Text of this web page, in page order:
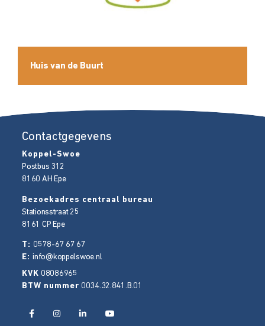
Huis van de Buurt
Contactgegevens
Koppel-Swoe
Postbus 312
8160 AH Epe
Bezoekadres centraal bureau
Stationsstraat 25
8161 CP Epe
T: 0578-67 67 67
E:info@koppelswoe.nl
KVK 08086965
BTW nummer 0034.32.841.B.01